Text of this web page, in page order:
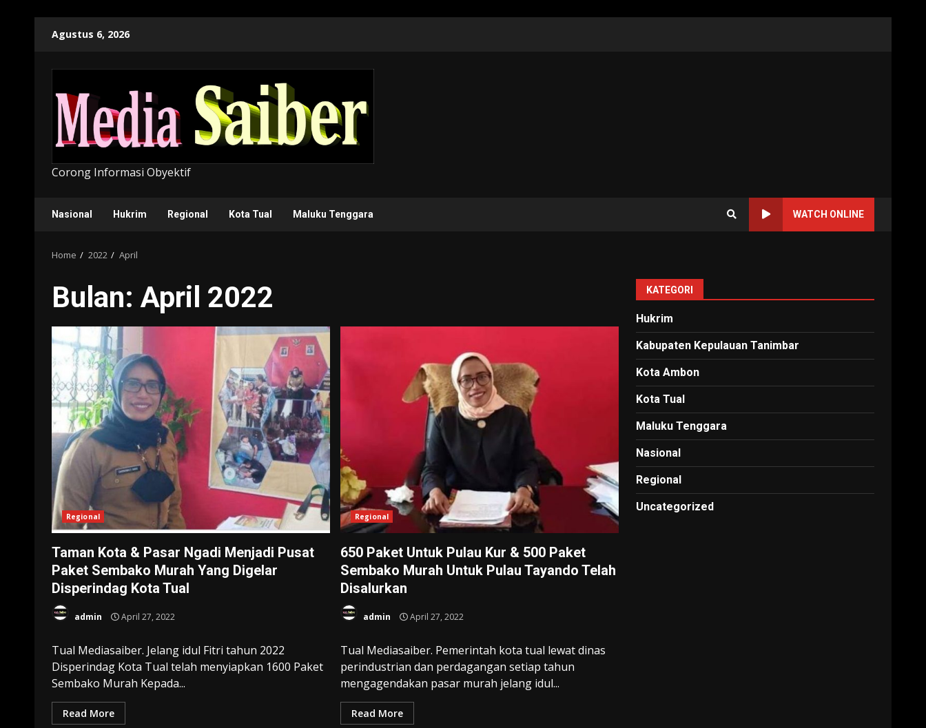
Agustus 6, 2026
Corong Informasi Obyektif
Nasional Hukrim Regional Kota Tual Maluku Tenggara WATCH ONLINE
Home 2022 April
Bulan:April 2022
Regional
Taman Kota & Pasar Ngadi Menjadi Pusat
Paket Sembako Murah Yang Digelar
Disperindag Kota Tual
admin April 27, 2022
Tual Mediasaiber. Jelang idul Fitri tahun 2022
Disperindag Kota Tual telah menyiapkan 1600 Paket
Sembako Murah Kepada...
Read More
Regional
650 Paket Untuk Pulau Kur & 500 Paket
Sembako Murah Untuk Pulau Tayando Telah
Disalurkan
admin April 27, 2022
Tual Mediasaiber. Pemerintah kota tual lewat dinas
perindustrian dan perdagangan setiap tahun
mengagendakan pasar murah jelang idul...
Read More
KATEGORI
Hukrim
Kabupaten Kepulauan Tanimbar
Kota Ambon
Kota Tual
Maluku Tenggara
Nasional
Regional
Uncategorized